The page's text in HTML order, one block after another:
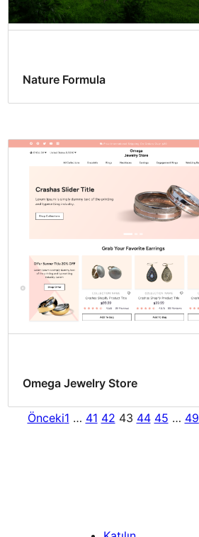
Nature Formula
Omega Jewelry Store
Önceki1 … 41 42 43 44 45 … 49